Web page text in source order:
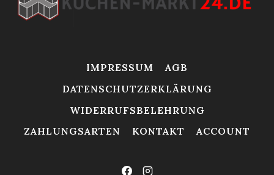
IMPRESSUM
AGB
DATENSCHUTZERKLÄRUNG
WIDERRUFSBELEHRUNG
ZAHLUNGSARTEN
KONTAKT ACCOUNT